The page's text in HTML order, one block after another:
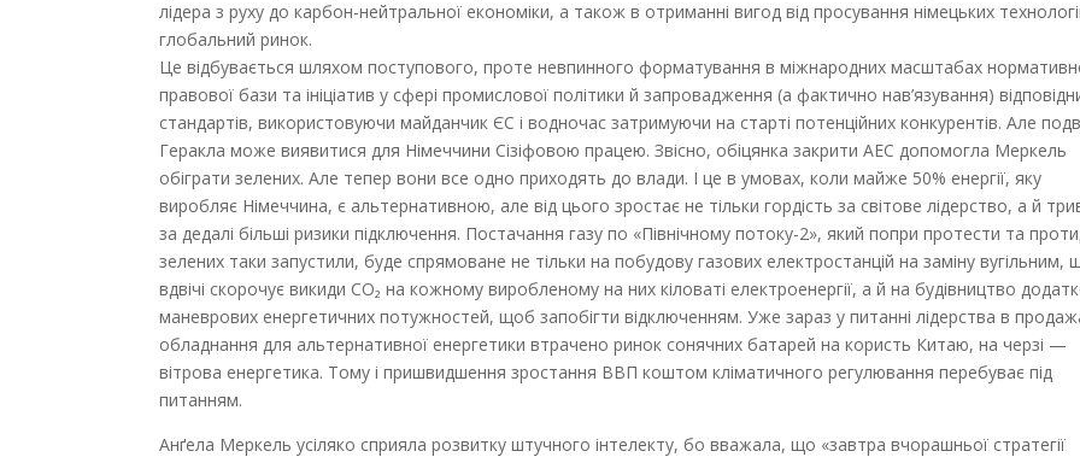
лідера з руху до карбон-нейтральної економіки, а також в отриманні вигод від просування німецьких
глобальний ринок.
Це відбувається шляхом поступового, проте невпинного форматування в міжнародних масштабах
правової бази та ініціатив у сфері промислової політики й запровадження (а фактично нав’язування)
стандартів, використовуючи майданчик ЄС і водночас затримуючи на старті потенційних конкурентів. Але
Геракла може виявитися для Німеччини Сізіфовою працею. Звісно, обіцянка закрити АЕС допомогла Меркель
обіграти зелених. Але тепер вони все одно приходять до влади. І це в умовах, коли майже 50% енергії, яку
виробляє Німеччина, є альтернативною, але від цього зростає не тільки гордість за світове лідерство, а й
за дедалі більші ризики підключення. Постачання газу по «Північному потоку-2», який попри протести та
зелених таки запустили, буде спрямоване не тільки на побудову газових електростанцій на заміну вугільним,
вдвічі скорочує викиди CO₂ на кожному виробленому на них кіловаті електроенергії, а й на будівництво
маневрових енергетичних потужностей, щоб запобігти відключенням. Уже зараз у питанні лідерства в
обладнання для альтернативної енергетики втрачено ринок сонячних батарей на користь Китаю, на черзі —
вітрова енергетика. Тому і пришвидшення зростання ВВП коштом кліматичного регулювання перебуває під
питанням.
Анґела Меркель усіляко сприяла розвитку штучного інтелекту, бо вважала, що «завтра вчорашньої стратегії